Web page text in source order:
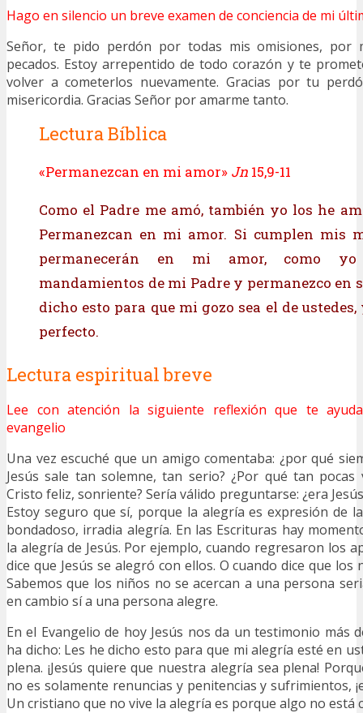
Hago en silencio un breve examen de conciencia de mi
Señor, te pido perdón por todas mis omisiones, por
pecados. Estoy arrepentido de todo corazón y te
volver a cometerlos nuevamente. Gracias por tu
misericordia. Gracias Señor por amarme tanto.
Lectura Bíblica
«Permanezcan en mi amor» Jn 15,9-11
Como el Padre me amó, también yo los he
Permanezcan en mi amor. Si cumplen mis
permanecerán en mi amor, como
mandamientos de mi Padre y permanezco en
dicho esto para que mi gozo sea el de ustedes,
perfecto.
Lectura espiritual breve
Lee con atención la siguiente reflexión que te
evangelio
Una vez escuché que un amigo comentaba: ¿por qué
Jesús sale tan solemne, tan serio? ¿Por qué tan
Cristo feliz, sonriente? Sería válido preguntarse: ¿era
Estoy seguro que sí, porque la alegría es expresión de
bondadoso, irradia alegría. En las Escrituras hay
la alegría de Jesús. Por ejemplo, cuando regresaron los
dice que Jesús se alegró con ellos. O cuando dice que los
Sabemos que los niños no se acercan a una persona
en cambio sí a una persona alegre.
En el Evangelio de hoy Jesús nos da un testimonio más
ha dicho: Les he dicho esto para que mi alegría esté en
plena. ¡Jesús quiere que nuestra alegría sea plena!
no es solamente renuncias y penitencias y sufrimientos,
Un cristiano que no vive la alegría es porque algo no está